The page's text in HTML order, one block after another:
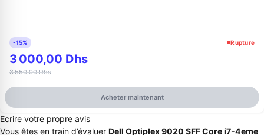
-15% Rupture
3 000,00 Dhs
3 550,00 Dhs
Acheter maintenant
Ecrire votre propre avis
Vous êtes en train d’évaluer Dell Optiplex 9020 SFF Core i7-4eme